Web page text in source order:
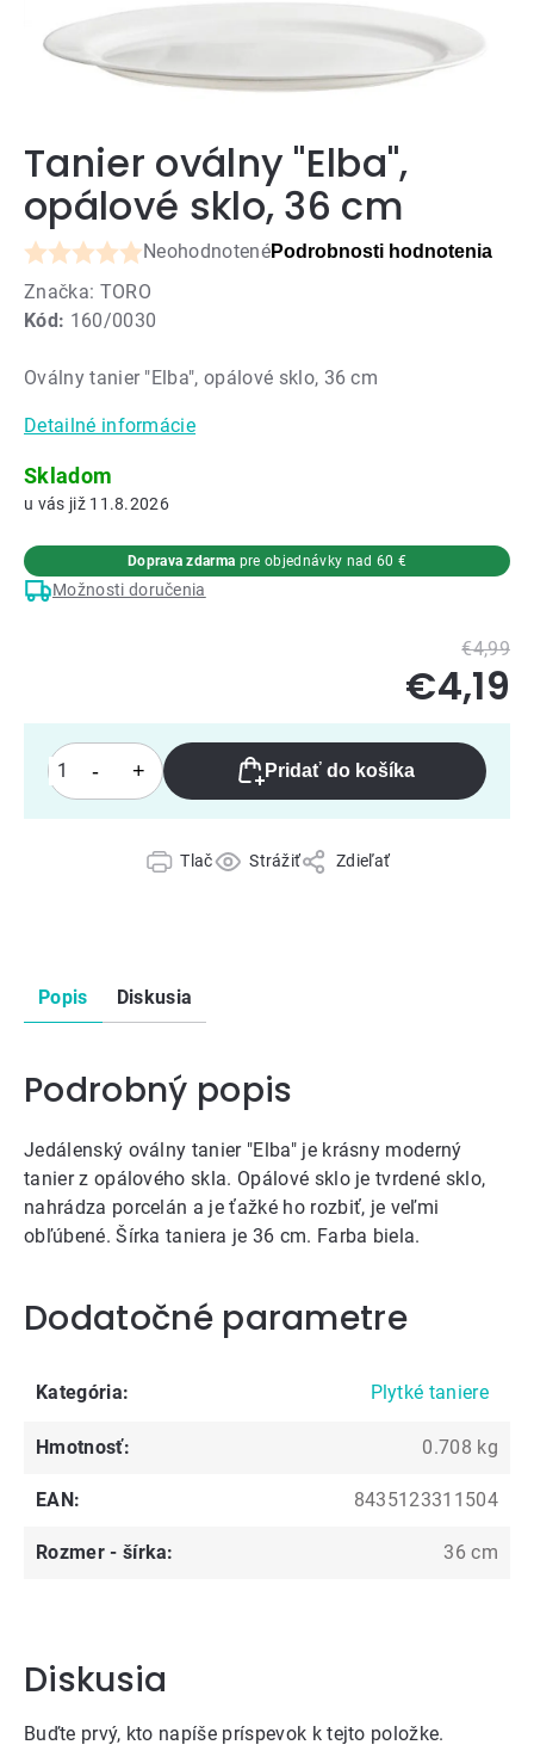
Tanier oválny "Elba",
opálové sklo, 36 cm
Kód: 160/0030
Priemerné
hodnotenie
produktu
0,0
5
hviezdičiek.
NeohodnotenéPodrobnosti hodnotenia
Značka: TORO
Pridať do košíka
Oválny tanier "Elba", opálové sklo, 36 cm
Detailné informácie
Tlač Strážiť Zdieľať
Skladom
11.8.2026
Možnosti doručenia
Doprava zdarma pre objednávky nad 60 €
€4,99
€4,19
Popis Diskusia
Podrobný popis
Jedálenský oválny tanier "Elba" je krásny moderný
tanier z opálového skla. Opálové sklo je tvrdené sklo,
nahrádza porcelán a je ťažké ho rozbiť, je veľmi
obľúbené. Šírka taniera je 36 cm. Farba biela.
Dodatočné parametre
Kategória: Plytké taniere
Hmotnosť: 0.708 kg
EAN: 8435123311504
Rozmer - šírka: 36 cm
Diskusia
Buďte prvý, kto napíše príspevok k tejto položke.